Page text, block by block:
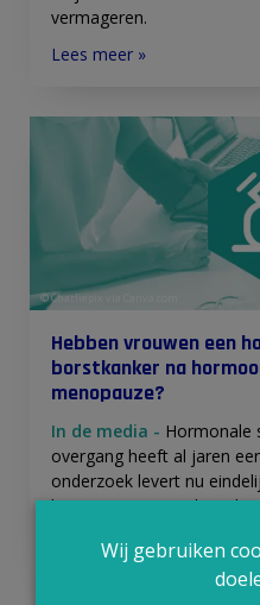
vermageren.
Lees meer »
© Charliepix via Canva.com
Hebben vrouwen een
borstkanker na
menopauze?
In de media - Hormonale
overgang heeft al jaren
onderzoek levert nu
het extra risico op
Lees meer »Wij gebruiken